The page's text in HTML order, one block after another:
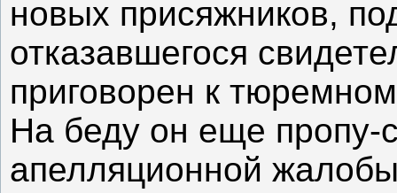
новых присяжников,
отказавшегося
приговорен к
На беду он еще пропу-
апелляционной